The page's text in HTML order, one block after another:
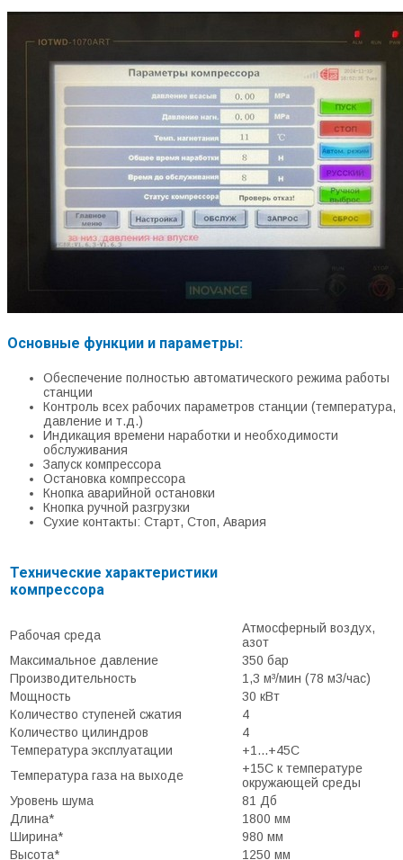
Основные функции и параметры:
Обеспечение полностью автоматического режима работы
станции
Контроль всех рабочих параметров станции (температура,
давление и т.д.)
Индикация времени наработки и необходимости
обслуживания
Запуск компрессора
Остановка компрессора
Кнопка аварийной остановки
Кнопка ручной разгрузки
Сухие контакты: Старт, Стоп, Авария
Технические характеристики
компрессора
Рабочая среда
Атмосферный воздух,
азот
Максимальное давление
350 бар
Производительность
1,3 м³/мин (78 м3/час)
Мощность
30 кВт
Количество ступеней сжатия
4
Количество цилиндров
4
Температура эксплуатации
+1...+45С
Температура газа на выходе
+15С к температуре
окружающей среды
Уровень шума
81 Дб
Длина*
1800 мм
Ширина*
980 мм
Высота*
1250 мм